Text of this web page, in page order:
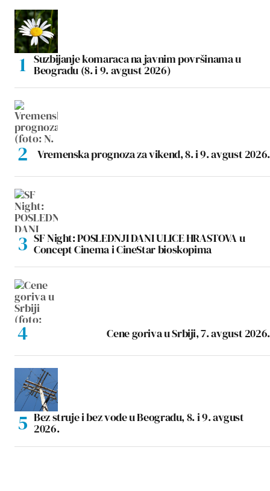
Suzbijanje komaraca na javnim površinama u
Beogradu (8. i 9. avgust 2026)
Vremenska prognoza za vikend, 8. i 9. avgust 2026.
SF Night: POSLEDNJI DANI ULICE HRASTOVA u
Concept Cinema i CineStar bioskopima
Cene goriva u Srbiji, 7. avgust 2026.
Bez struje i bez vode u Beogradu, 8. i 9. avgust
2026.